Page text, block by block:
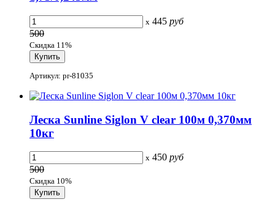
x 445 руб
500
Скидка 11%
Артикул: pr-81035
Леска Sunline Siglon V clear 100м 0,370мм
10кг
x 450 руб
500
Скидка 10%